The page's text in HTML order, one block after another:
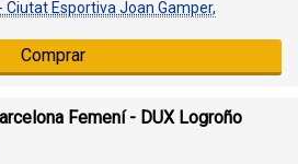
Esportiva Joan Gamper,
Comprar
Femení - DUX Logroño